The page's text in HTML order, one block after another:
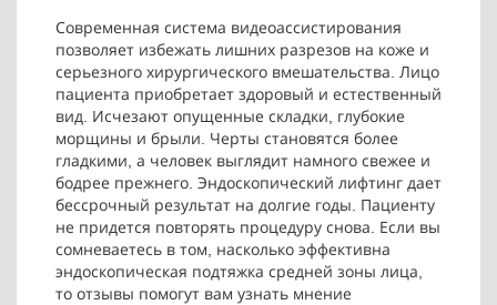
Современная система видеоассистирования
позволяет избежать лишних разрезов на коже и
серьезного хирургического вмешательства. Лицо
пациента приобретает здоровый и естественный
вид. Исчезают опущенные складки, глубокие
морщины и брыли. Черты становятся более
гладкими, а человек выглядит намного свежее и
бодрее прежнего. Эндоскопический лифтинг дает
бессрочный результат на долгие годы. Пациенту
не придется повторять процедуру снова. Если вы
сомневаетесь в том, насколько эффективна
эндоскопическая подтяжка средней зоны лица,
то отзывы помогут вам узнать мнение